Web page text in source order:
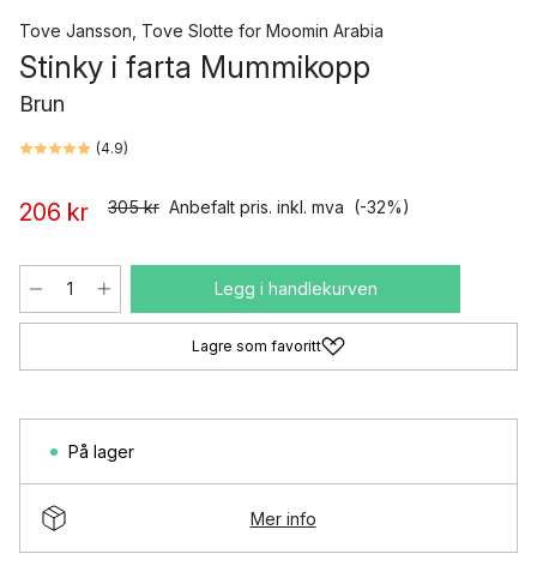
Tove Jansson Tove Slotte for Moomin Arabia
Stinky i farta Mummikopp
Brun
(4.9)
206 kr 305 kr Anbefalt pris. inkl. mva (-32%)
Legg i handlekurven
Lagre som favoritt
På lager
Mer info